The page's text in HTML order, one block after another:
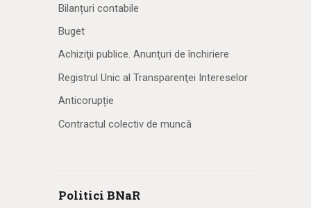
Bilanțuri contabile
Buget
Achiziţii publice. Anunţuri de închiriere
Registrul Unic al Transparenţei Intereselor
Anticorupție
Contractul colectiv de muncă
Politici BNaR